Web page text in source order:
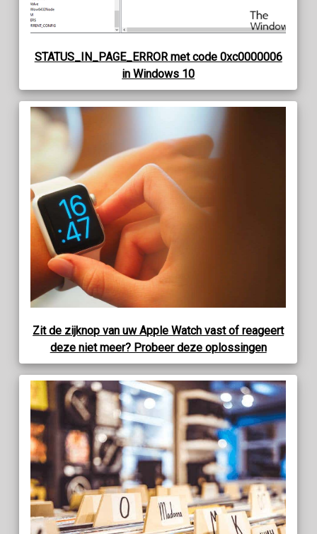
STATUS_IN_PAGE_ERROR met code 0xc0000006
in Windows 10
Zit de zijknop van uw Apple Watch vast of reageert
deze niet meer? Probeer deze oplossingen